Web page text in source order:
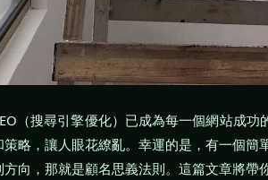
（搜尋引擎優化）已成為每一個網站成功
略，讓人眼花繚亂。幸運的是，有一個簡
向，那就是顧名思義法則。這篇文章將帶